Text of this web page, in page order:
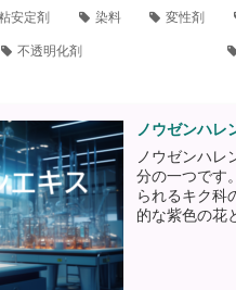
安定剤 染料 変性剤
不透明化剤
ノウゼンハレ
ノウゼンハレ
分の一つです
られるキク科
的な紫色の花